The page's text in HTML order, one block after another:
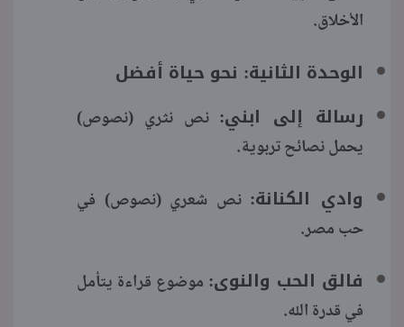
الأخلاق.
الوحدة الثانية: نحو حياة أفضل
رسالة إلى ابني: نص نثري (نصوص)
يحمل نصائح تربوية.
وادي الكنانة: نص شعري (نصوص) في
حب مصر.
فالق الحب والنوى: موضوع قراءة يتأمل
في قدرة الله.